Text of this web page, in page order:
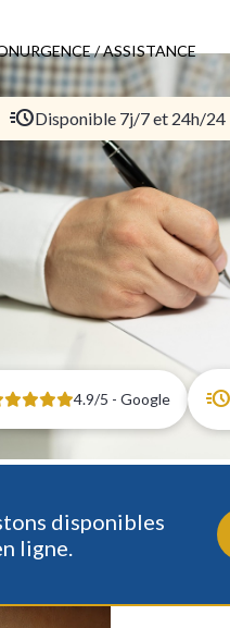
URGENCE / ASSISTANCE
Disponible 7j/7 et 24h/24
4.9/5 - Google
disponibles
ligne.